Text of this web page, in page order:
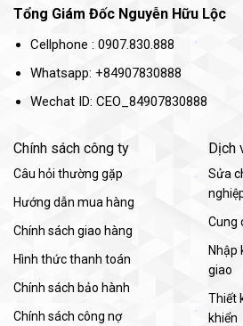
Tổng Giám Đốc Nguyễn Hữu Lộc
Cellphone : 0907.830.888
Whatsapp: +84907830888
Wechat ID: CEO_84907830888
Chính sách công ty
Câu hỏi thường gặp
Hướng dẫn mua hàng
Chính sách giao hàng
Hình thức thanh toán
Chính sách bảo hành
Chính sách công nợ
Dịch
Sửa
Cung
Nhập
giao
Thiết
khiển